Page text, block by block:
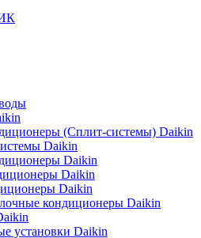
(Сплит-системы) Daikin
Daikin
Daikin
Daikin
Daikin
кондиционеры Daikin
установки Daikin